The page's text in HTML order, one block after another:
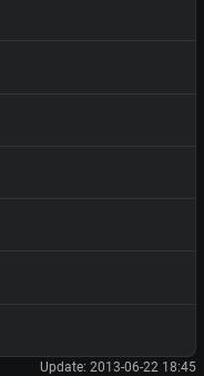
Update: 2013-06-22 18:45